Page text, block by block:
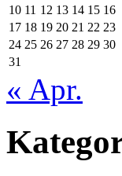
10 11 12 13 14 15 16
17 18 19 20 21 22 23
24 25 26 27 28 29 30
31
« Apr.